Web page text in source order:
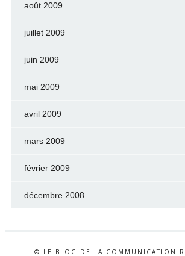
août 2009
juillet 2009
juin 2009
mai 2009
avril 2009
mars 2009
février 2009
décembre 2008
© LE BLOG DE LA COMMUNICATION